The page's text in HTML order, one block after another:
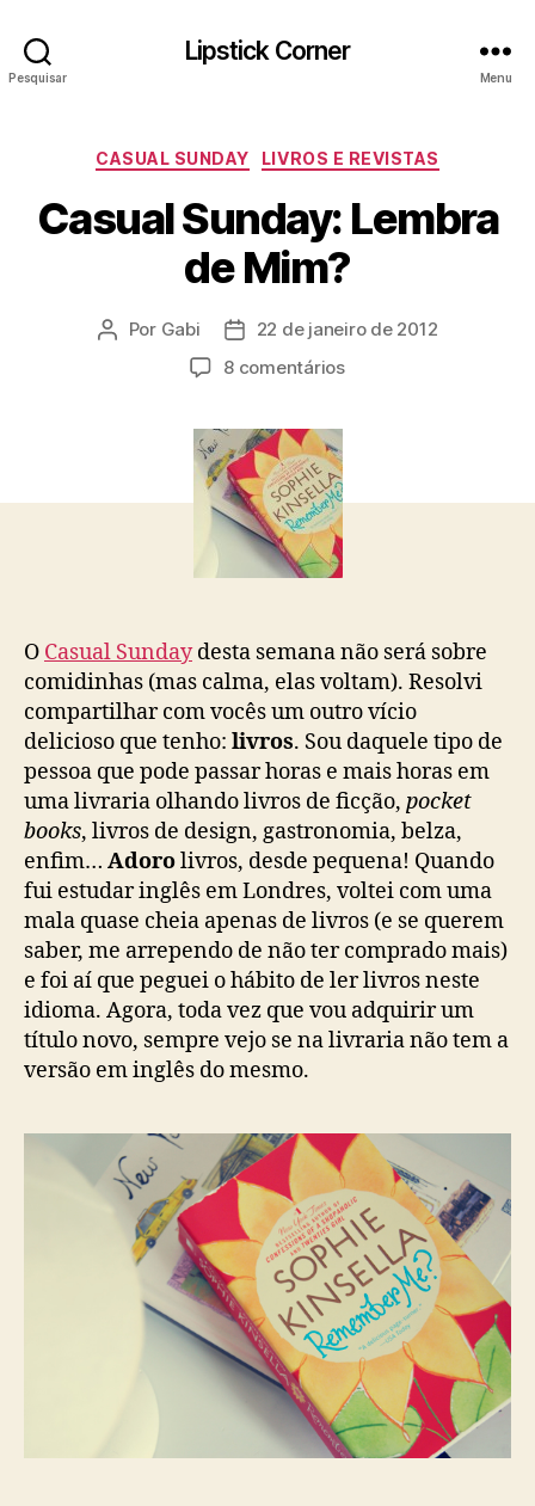
Pesquisar
Lipstick Corner
Menu
Categorias
CASUAL SUNDAY LIVROS E REVISTAS
Casual Sunday: Lembra
de Mim?
Autor
Por Gabi
Data22 de janeiro de 2012
8 comentáriosem
O Casual Sundaydesta semana não será sobre
comidinhas (mas calma, elas voltam). Resolvi
compartilhar com vocês um outro vício
delicioso que tenho: livros. Sou daquele tipo de
pessoa que pode passar horas e mais horas em
uma livraria olhando livros de ficção, pocket
books, livros de design, gastronomia, belza,
enfim… Adorolivros, desde pequena! Quando
fui estudar inglês em Londres, voltei com uma
mala quase cheia apenas de livros (e se querem
saber, me arrependo de não ter comprado mais)
e foi aí que peguei o hábito de ler livros neste
idioma. Agora, toda vez que vou adquirir um
título novo, sempre vejo se na livraria não tem a
versão em inglês do mesmo.